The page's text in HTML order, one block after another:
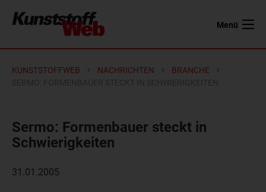
Menü
KUNSTSTOFFWEB NACHRICHTEN
BRANCHE
Sermo: Formenbauer steckt in
Schwierigkeiten
31.01.2005